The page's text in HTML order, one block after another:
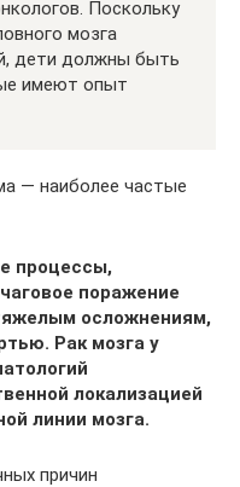
Поскольку
мозга
дети должны быть
имеют опыт
— наиболее частые
процессы,
поражение
осложнениям,
Рак мозга у
локализацией
линии мозга.
причин